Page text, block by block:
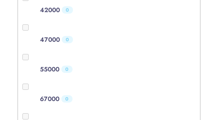
42000 0
47000 0
55000 0
67000 0